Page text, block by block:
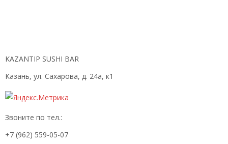
KAZANTIP SUSHI BAR
Казань, ул. Сахарова, д. 24а, к1
Звоните по тел.:
+7 (962) 559-05-07